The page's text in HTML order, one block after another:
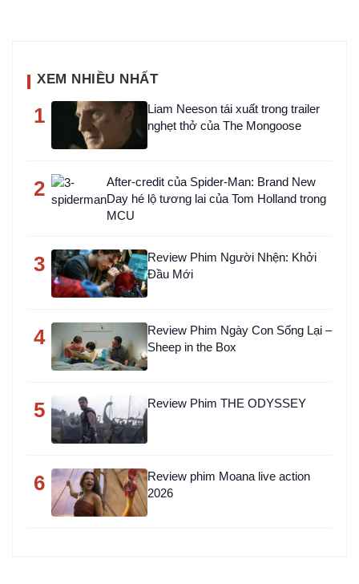
XEM NHIỀU NHẤT
1
Liam Neeson tái xuất trong trailer
nghẹt thở của The Mongoose
2
After-credit của Spider-Man: Brand New
Day hé lộ tương lai của Tom Holland trong
MCU
3
Review Phim Người Nhện: Khởi
Đầu Mới
4
Review Phim Ngày Con Sống Lại –
Sheep in the Box
5 Review Phim THE ODYSSEY
6
Review phim Moana live action
2026